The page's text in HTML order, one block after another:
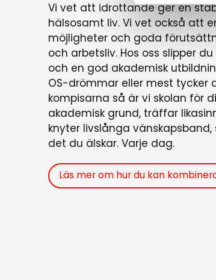
Vi vet att idrottande ger en
hälsosamt liv. Vi vet också att
möjligheter och goda
och arbetsliv. Hos oss slipper
och en god akademisk
OS-drömmar eller mest
kompisarna så är vi skolan för
akademisk grund, träffar
knyter livslånga
det du älskar. Varje dag.
Läs mer om hur du kan